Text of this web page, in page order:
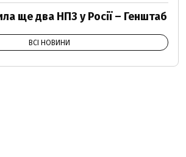
ще два НПЗ у Росії – Генштаб
ВСІ НОВИНИ